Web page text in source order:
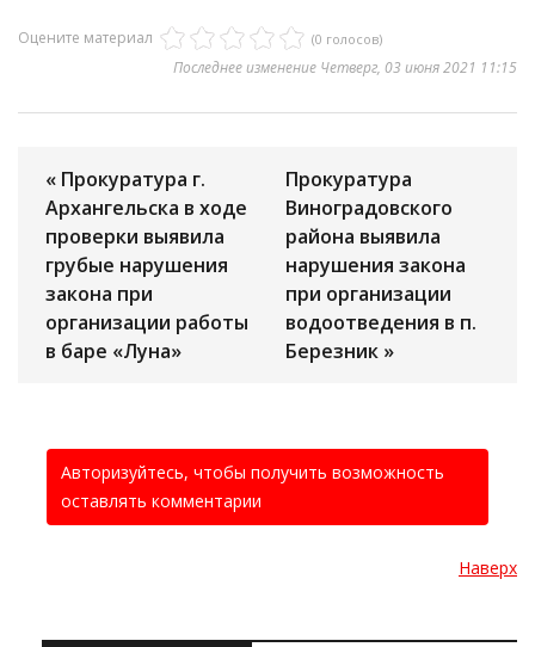
Оцените материал (0 голосов)
Последнее изменение Четверг, 03 июня 2021 11:15
« Прокуратура г.
Архангельска в ходе
проверки выявила
грубые нарушения
закона при
организации работы
в баре «Луна»
Прокуратура
Виноградовского
района выявила
нарушения закона
при организации
водоотведения в п.
Березник »
Авторизуйтесь, чтобы получить возможность
оставлять комментарии
Наверх